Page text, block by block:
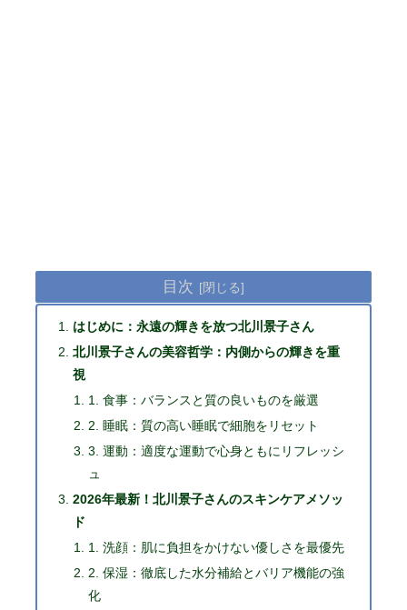
目次
はじめに：永遠の輝きを放つ北川景子さん
北川景子さんの美容哲学：内側からの輝きを重
視
1. 食事：バランスと質の良いものを厳選
2. 睡眠：質の高い睡眠で細胞をリセット
3. 運動：適度な運動で心身ともにリフレッシ
ュ
2026年最新！北川景子さんのスキンケアメソッ
ド
1. 洗顔：肌に負担をかけない優しさを最優先
2. 保湿：徹底した水分補給とバリア機能の強
化